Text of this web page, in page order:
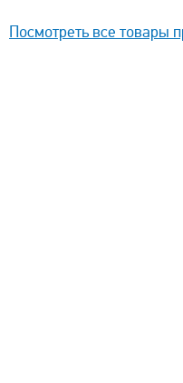
Посмотреть все товары